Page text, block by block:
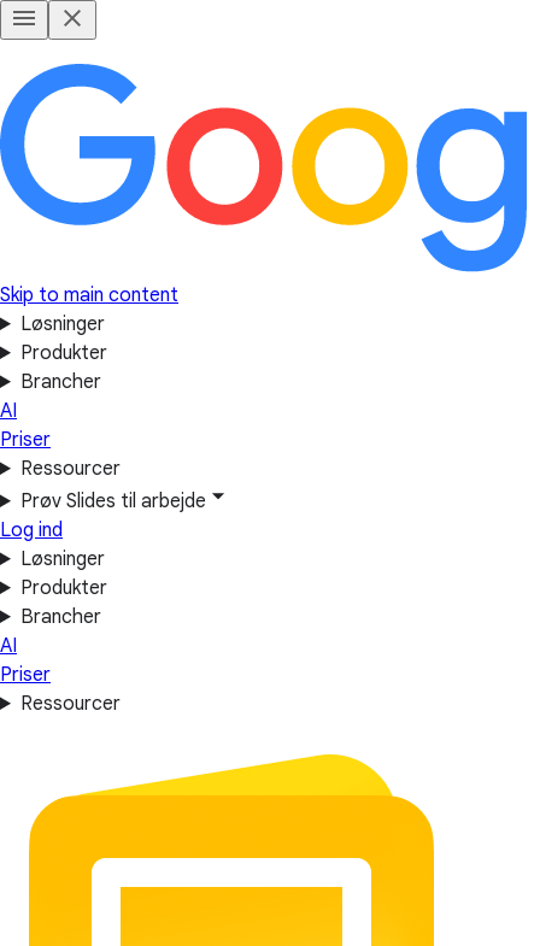
Skip to main content
Løsninger
Produkter
Brancher
AI
Priser
Ressourcer
Prøv Slides til arbejde
Log ind
Løsninger
Produkter
Brancher
AI
Priser
Ressourcer